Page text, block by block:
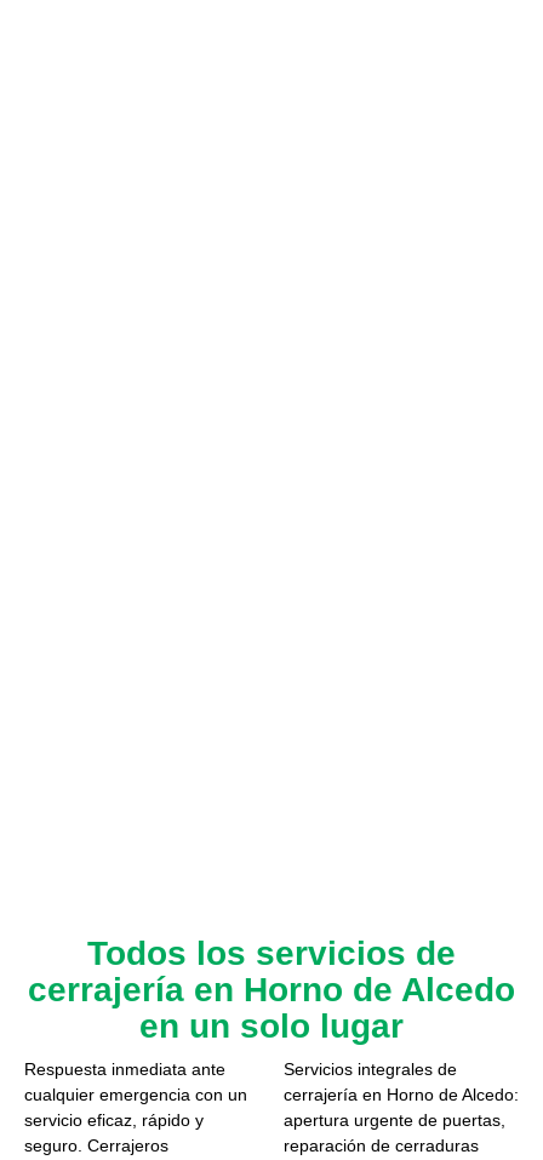
Todos los servicios de
cerrajería en Horno de Alcedo
en un solo lugar
Respuesta inmediata ante
cualquier emergencia con un
servicio eficaz, rápido y
seguro. Cerrajeros
Servicios integrales de
cerrajería en Horno de Alcedo:
apertura urgente de puertas,
reparación de cerraduras